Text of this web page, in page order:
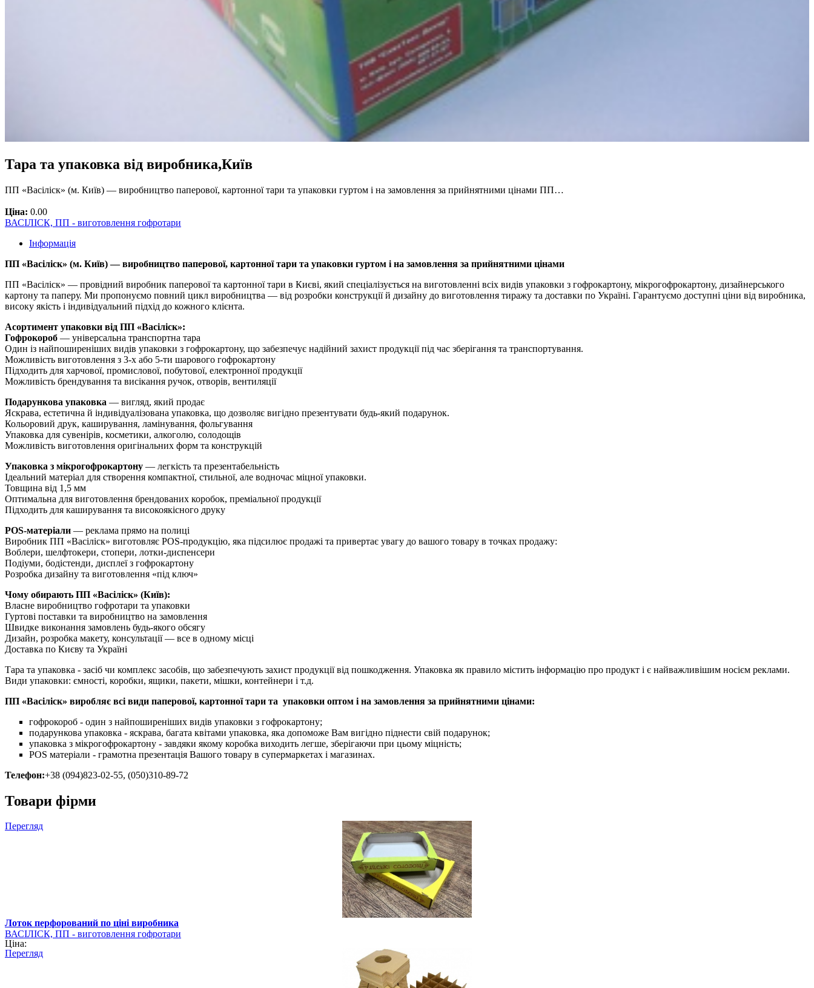
Тара та упаковка від виробника,Київ
ПП «Васіліск» (м. Київ) — виробництво паперової, картонної тари та упаковки гуртом і на замовлення за прийнятними цінами ПП…
Ціна: 0.00
ВАСІЛІСК, ПП - виготовлення гофротари
Інформація
ПП «Васіліск» (м. Київ) — виробництво паперової, картонної тари та упаковки гуртом і на замовлення за прийнятними цінами
ПП «Васіліск» — провідний виробник паперової та картонної тари в Києві, який спеціалізується на виготовленні всіх видів упаковки з гофрокартону, мікрогофрокартону, дизайнерського
картону та паперу. Ми пропонуємо повний цикл виробництва — від розробки конструкції й дизайну до виготовлення тиражу та доставки по Україні. Гарантуємо доступні ціни від виробника,
високу якість і індивідуальний підхід до кожного клієнта.
Асортимент упаковки від ПП «Васіліск»:
Гофрокороб — універсальна транспортна тара
Один із найпоширеніших видів упаковки з гофрокартону, що забезпечує надійний захист продукції під час зберігання та транспортування.
Можливість виготовлення з 3-х або 5-ти шарового гофрокартону
Підходить для харчової, промислової, побутової, електронної продукції
Можливість брендування та висікання ручок, отворів, вентиляції
Подарункова упаковка — вигляд, який продає
Яскрава, естетична й індивідуалізована упаковка, що дозволяє вигідно презентувати будь-який подарунок.
Кольоровий друк, каширування, ламінування, фольгування
Упаковка для сувенірів, косметики, алкоголю, солодощів
Можливість виготовлення оригінальних форм та конструкцій
Упаковка з мікрогофрокартону — легкість та презентабельність
Ідеальний матеріал для створення компактної, стильної, але водночас міцної упаковки.
Товщина від 1,5 мм
Оптимальна для виготовлення брендованих коробок, преміальної продукції
Підходить для каширування та високоякісного друку
POS-матеріали — реклама прямо на полиці
Виробник ПП «Васіліск» виготовляє POS-продукцію, яка підсилює продажі та привертає увагу до вашого товару в точках продажу:
Воблери, шелфтокери, стопери, лотки-диспенсери
Подіуми, бодістенди, дисплеї з гофрокартону
Розробка дизайну та виготовлення «під ключ»
Чому обирають ПП «Васіліск» (Київ):
Власне виробництво гофротари та упаковки
Гуртові поставки та виробництво на замовлення
Швидке виконання замовлень будь-якого обсягу
Дизайн, розробка макету, консультації — все в одному місці
Доставка по Києву та Україні
Тара та упаковка - засіб чи комплекс засобів, що забезпечують захист продукції від пошкодження. Упаковка як правило містить інформацію про продукт і є найважливішим носієм реклами.
Види упаковки: ємності, коробки, ящики, пакети, мішки, контейнери і т.д.
ПП «Васіліск» виробляє всі види паперової, картонної тари та упаковки оптом і на замовлення за прийнятними цінами:
гофрокороб - один з найпоширеніших видів упаковки з гофрокартону;
подарункова упаковка - яскрава, багата квітами упаковка, яка допоможе Вам вигідно піднести свій подарунок;
упаковка з мікрогофрокартону - завдяки якому коробка виходить легше, зберігаючи при цьому міцність;
POS матеріали - грамотна презентація Вашого товару в супермаркетах і магазинах.
Телефон:+38 (094)823-02-55, (050)310-89-72
Товари фірми
Перегляд
Лоток перфорований по ціні виробника
ВАСІЛІСК, ПП - виготовлення гофротари
Ціна:
Перегляд